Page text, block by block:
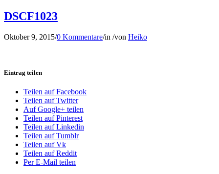
DSCF1023
Oktober 9, 2015/0 Kommentare/in /von Heiko
Eintrag teilen
Teilen auf Facebook
Teilen auf Twitter
Auf Google+ teilen
Teilen auf Pinterest
Teilen auf Linkedin
Teilen auf Tumblr
Teilen auf Vk
Teilen auf Reddit
Per E-Mail teilen